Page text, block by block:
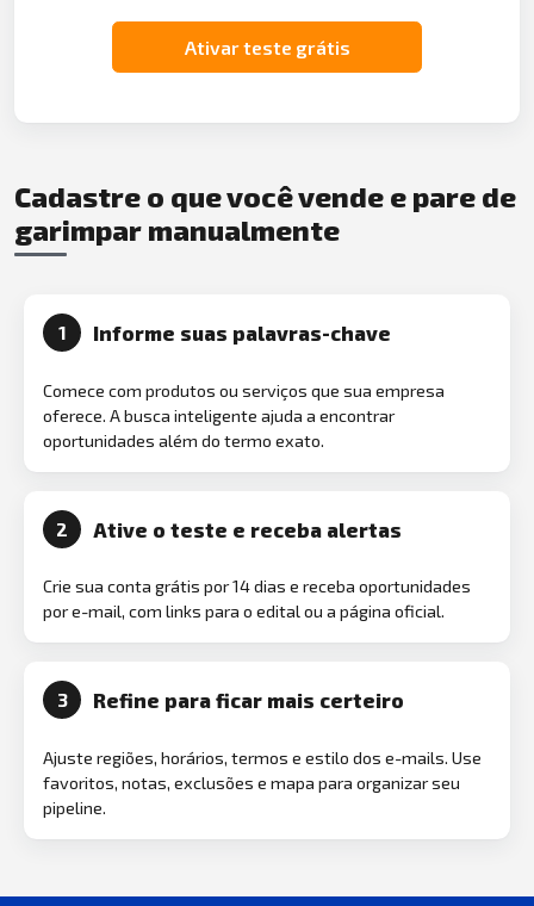
Ativar teste grátis
Cadastre o que você vende e pare de
garimpar manualmente
1 Informe suas palavras-chave
Comece com produtos ou serviços que sua empresa
oferece. A busca inteligente ajuda a encontrar
oportunidades além do termo exato.
2 Ative o teste e receba alertas
Crie sua conta grátis por 14 dias e receba oportunidades
por e-mail, com links para o edital ou a página oficial.
3 Refine para ficar mais certeiro
Ajuste regiões, horários, termos e estilo dos e-mails. Use
favoritos, notas, exclusões e mapa para organizar seu
pipeline.